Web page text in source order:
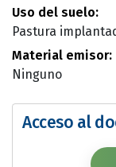
Uso del suelo:
Pastura
Material emisor:
Ninguno
Acceso al